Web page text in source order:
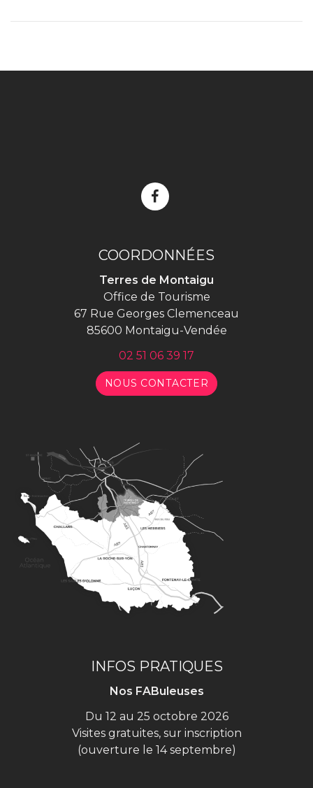
Lien
compte
Facebook
COORDONNÉES
Terres de Montaigu
Office de Tourisme
67 Rue Georges Clemenceau
85600 Montaigu-Vendée
02 51 06 39 17
NOUS CONTACTER
INFOS PRATIQUES
Nos FABuleuses
Du 12 au 25 octobre 2026
Visites gratuites, sur inscription
(ouverture le 14 septembre)